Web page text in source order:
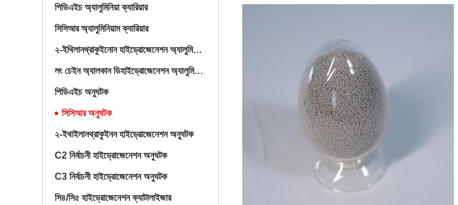
পিডিএইচ অ্যালুমিনিয়া ক্যারিয়ার
সিসিআর অ্যালুমিনিয়াম ক্যারিয়ার
২-ইথিলানথ্রাকুইনোন হাইড্রোজেনেশন অ্যালুমিনিয়া ক্যারিয়ার
লং চেইন অ্যালকান ডিহাইড্রোজেনেশন অ্যালুমিনিয়া ক্যারিয়ার
পিডিএইচ অনুঘটক
সিসিআর অনুঘটক
২-ইথাইলানথ্রাকুইনন হাইড্রোজেনেশন অনুঘটক
C2 নির্বাচনী হাইড্রোজেনেশন অনুঘটক
C3 নির্বাচনী হাইড্রোজেনেশন অনুঘটক
সি৪/সি৫ হাইড্রোজেনেশন ক্যাটালাইজার